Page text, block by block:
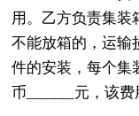
用。乙方负责集装
不能放箱的，运输
件的安装，每个集
币______元，该